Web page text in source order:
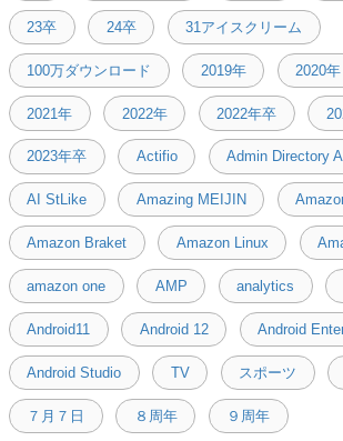
23卒 24卒 31アイスクリーム
100万ダウンロード 2019年 2020年
2021年 2022年 2022年卒
2023年卒 Actifio Admin Directory
AI StLike Amazing MEIJIN
Amazon Braket Amazon Linux
amazon one AMP analytics
Android11 Android 12 Android
Android Studio TV スポーツ
７月７日 ８周年 ９周年